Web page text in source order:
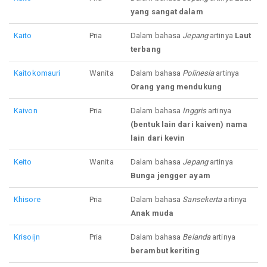
yang sangat dalam
Kaito Pria Dalam bahasa Jepangartinya Laut
terbang
Kaitokomauri Wanita Dalam bahasa Polinesiaartinya
Orang yang mendukung
Kaivon Pria Dalam bahasa Inggrisartinya
(bentuk lain dari kaiven) nama
lain dari kevin
Keito Wanita Dalam bahasa Jepangartinya
Bunga jengger ayam
Khisore Pria Dalam bahasa Sansekertaartinya
Anak muda
Krisoijn Pria Dalam bahasa Belandaartinya
berambut keriting